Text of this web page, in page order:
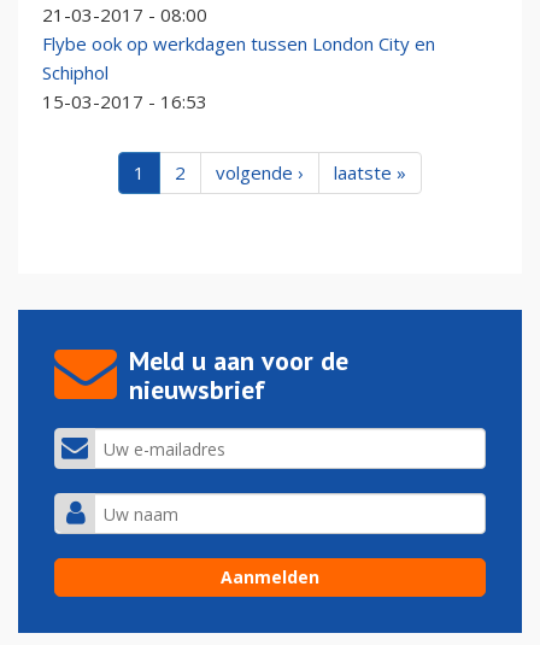
21-03-2017 - 08:00
Flybe ook op werkdagen tussen London City en
Schiphol
15-03-2017 - 16:53
1 2 volgende › laatste »
Meld u aan voor de
nieuwsbrief